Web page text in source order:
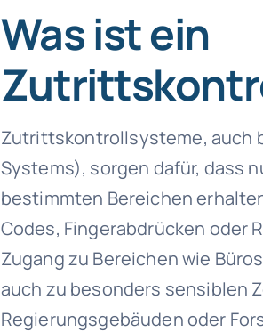
Was ist ein
Zutrittskontrollsysteme, auch
Systems), sorgen dafür, dass
bestimmten Bereichen
Codes, Fingerabdrücken oder
Zugang zu Bereichen wie
auch zu besonders sensiblen
Regierungsgebäuden oder